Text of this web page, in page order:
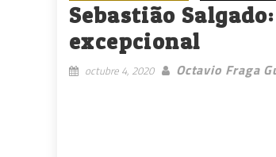
Sebastião
excepcional
octubre 4, 2020 Octavio Fraga